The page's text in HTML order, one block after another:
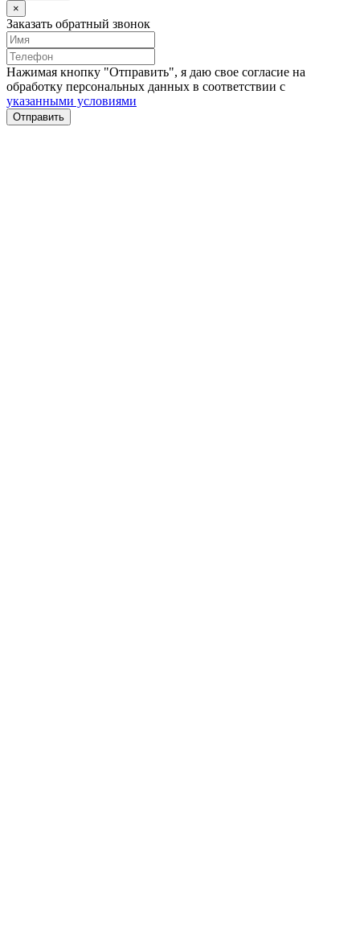
×
Заказать обратный звонок
Нажимая кнопку "Отправить", я даю свое согласие на
обработку персональных данных в соответствии с
указанными условиями
Отправить